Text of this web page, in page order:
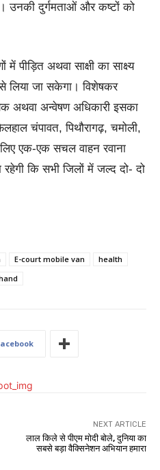
उनकी दुर्गमताओं और कष्टों को
पीड़ित अथवा साक्षी का साक्ष्य
लिया जा सकेगा। विशेषकर
अथवा अन्वेषण अधिकारी इसका
चंपावत, पिथौरागढ़, चमोली,
एक-एक सचल वाहन रवाना
रहेगी कि सभी जिलों में जल्द दो- दो
E-court mobile van
health
NEXT ARTICLE
लाल किले से पीएम मोदी बोले, दुनिया का
सबसे बड़ा वैक्सिनेशन अभियान हमारा